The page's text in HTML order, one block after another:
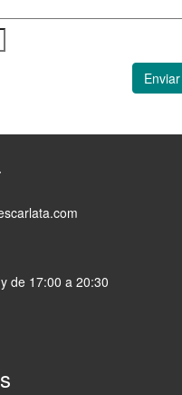
Enviar
de 17:00 a 20:30